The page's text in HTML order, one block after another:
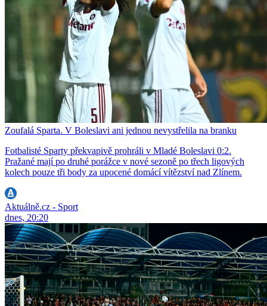
Zoufalá Sparta. V Boleslavi ani jednou nevystřelila na branku
Fotbalisté Sparty překvapivě prohráli v Mladé Boleslavi 0:2.
Pražané mají po druhé porážce v nové sezoně po třech ligových
kolech pouze tři body za upocené domácí vítězství nad Zlínem.
Aktuálně.cz - Sport
dnes, 20:20